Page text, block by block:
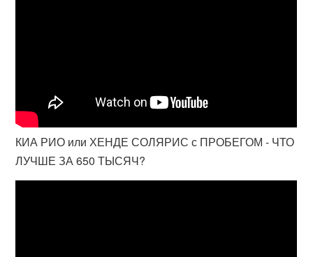
КИА РИО или ХЕНДЕ СОЛЯРИС с ПРОБЕГОМ - ЧТО
ЛУЧШЕ ЗА 650 ТЫСЯЧ?